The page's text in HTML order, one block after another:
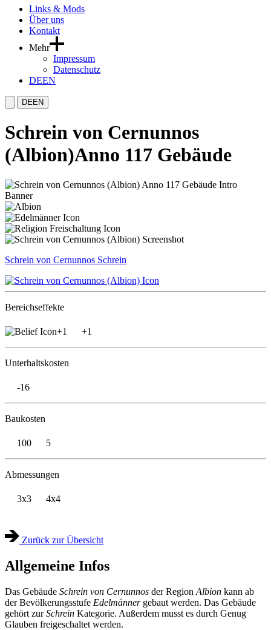
Links & Mods
Über uns
Kontakt
Mehr
Impressum
Datenschutz
DEEN
DEEN
Schrein von Cernunnos
(Albion)Anno 117 Gebäude
Schrein von Cernunnos Schrein
Bereichseffekte
+1 +1
Unterhaltskosten
-16
Baukosten
100 5
Abmessungen
3x3 4x4
Zurück zur Übersicht
Allgemeine Infos
Das Gebäude Schrein von Cernunnos der Region Albion kann ab
der Bevölkerungsstufe Edelmännergebaut werden. Das Gebäude
gehört zurSchrein Kategorie. Außerdem musst es durch Genug
Glauben freigeschaltet werden.